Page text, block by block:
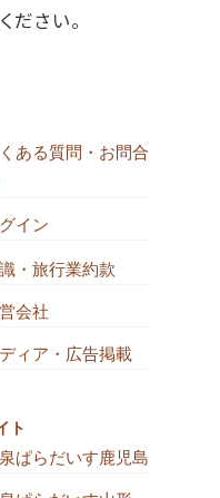
ださい。
ある質問・お問合
イン
・旅行業約款
会社
ィア・広告掲載
ト
ぱらだいす鹿児島